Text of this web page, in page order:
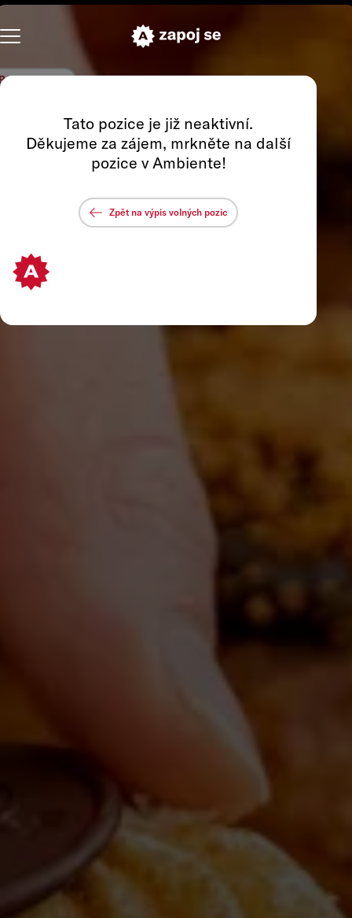
Tato pozice je již neaktivní.
Děkujeme za zájem, mrkněte na další
pozice v Ambiente!
Zpět na výpis volných pozic
podniku